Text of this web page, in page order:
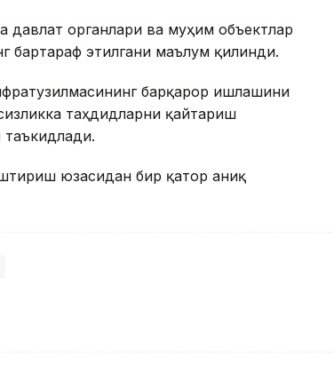
органлари ва муҳим объектлар
бартараф этилгани маълум қилинди.
барқарор ишлашини
таҳдидларни қайтариш
юзасидан бир қатор аниқ